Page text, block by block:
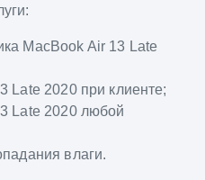
MacBook Air 13 Late
Late 2020 при клиенте;
Late 2020 любой
влаги.